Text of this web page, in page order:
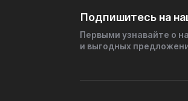
✅ Эффективное
высокочастотные
✅ Безопасность –
✅
системы
Подпишитесь на
Первыми узнавайте о
и выгодных